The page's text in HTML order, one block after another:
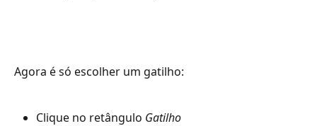
Agora é só escolher um gatilho:
Clique no retângulo Gatilho